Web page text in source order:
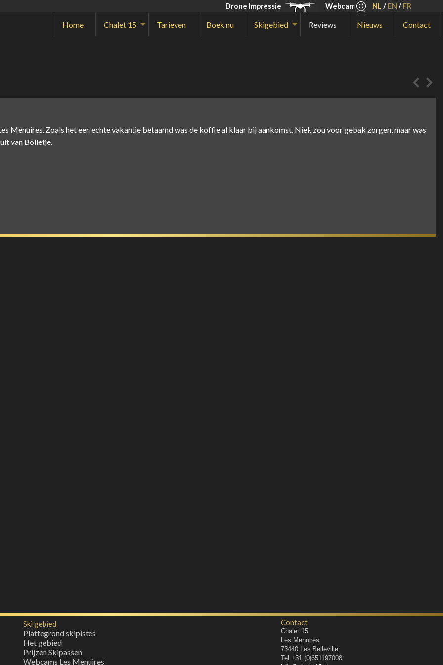
Drone Impressie Webcam NL / EN / FR
Home Chalet 15 Tarieven Boek nu Skigebied Reviews Nieuws Contact
Menuires. Zoals het een echte vakantie betaamd was de koffie al klaar bij aankomst. Niek zou voor gebak zorgen, maar was
van Bolletje.
Ski gebied
Plattegrond skipistes
Het gebied
Prijzen Skipassen
Webcams Les Menuires
Contact
Chalet 15
Les Menuires
73440 Les Belleville
Tel +31 (0)651197008